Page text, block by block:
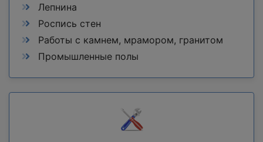
Лепнина
Роспись стен
Работы с камнем, мрамором, гранитом
Промышленные полы